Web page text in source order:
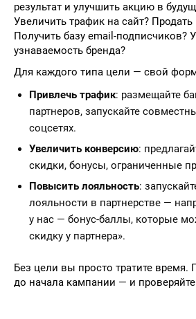
результат и улучшить акцию в
Увеличить трафик на сайт?
Получить базу email-подписчиков?
узнаваемость бренда?
Для каждого типа цели — свой
Привлечь трафик: размещайте
партнеров, запускайте
соцсетях.
Увеличить конверсию:
скидки, бонусы, ограниченные
Повысить лояльность:
лояльности в партнерстве —
у нас — бонус-баллы, которые
скидку у партнера».
Без цели вы просто тратите время.
до начала кампании — и